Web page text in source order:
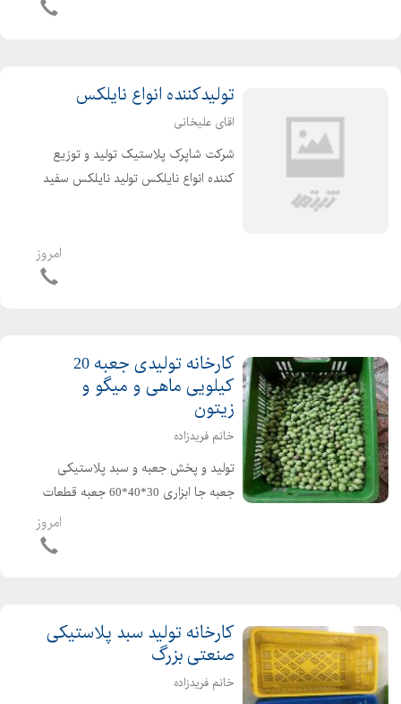
تولیدکننده انواع نایلکس
اقای علیخانی
شرکت شاپرک پلاستیک تولید و توزیع
کننده انواع نایلکس تولید نایلکس سفید
و مناسب برای استفاده در سوپرمارکت،امروز
کارخانه تولیدی جعبه 20
کیلویی ماهی و میگو و
زیتون
خانم فریدزاده
تولید و پخش جعبه و سبد پلاستیکی
جعبه جا ابزاری 30*40*60 جعبه قطعات
امروز
کارخانه تولید سبد پلاستیکی
صنعتی بزرگ
خانم فریدزاده